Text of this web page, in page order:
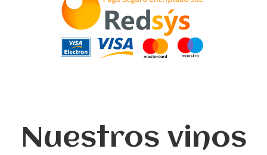
Nuestros vinos